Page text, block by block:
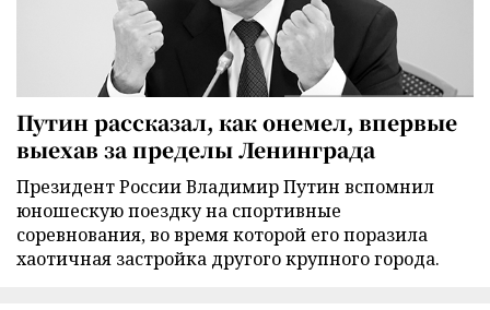
Путин рассказал, как онемел, впервые
выехав за пределы Ленинграда
Президент России Владимир Путин вспомнил
юношескую поездку на спортивные
соревнования, во время которой его поразила
хаотичная застройка другого крупного города.